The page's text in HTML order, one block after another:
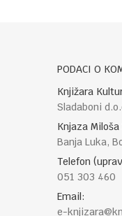
PODACI O
Knjižara
Sladaboni
Knjaza Miloša
Banja Luka,
Telefon
051 303 460
Email:
e-